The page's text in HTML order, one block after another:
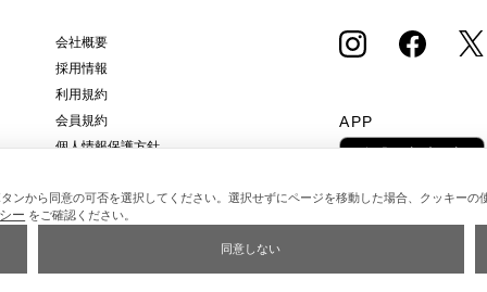
会社概要
採用情報
利用規約
会員規約
個人情報保護方針
特定商取引法に基づく通販の表記
APP
ンから同意の可否を選択してください。選択せずにページを移動した場合、クッキー
ー をご確認ください。
同意しない